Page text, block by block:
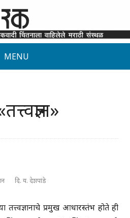
MENU
दि. य. देशपांडे
प्रमुख आधारस्तंभ होते ही